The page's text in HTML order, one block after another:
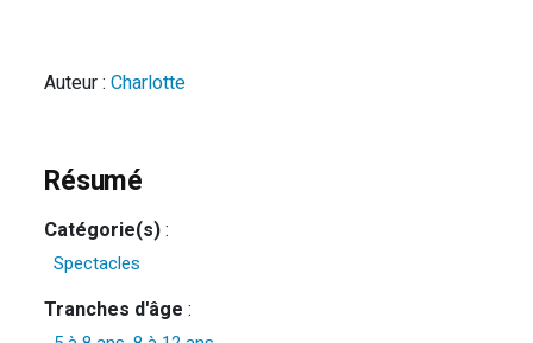
Auteur :Charlotte
Résumé
Catégorie(s):
Spectacles
Tranches d'âge :